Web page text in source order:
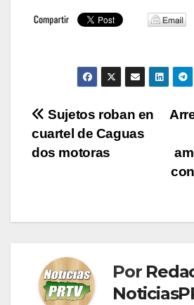
Navegación
de
Sujetos roban en
cuartel de Caguas
dos motoras
Por